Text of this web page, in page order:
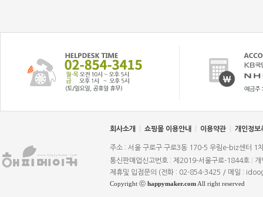
회사소개 쇼핑몰 이용안내 이용약관 개인정보
주소 : 서울 구로구 구로3동 170-5 우림e-biz센터 1
통신판매업신고번호 : 제2019-서울구로-1844호
개
제휴및 입점문의 (전화 : 02-854-3425 / 메일 :
Copyright ⓒ happymaker.com All right reserved